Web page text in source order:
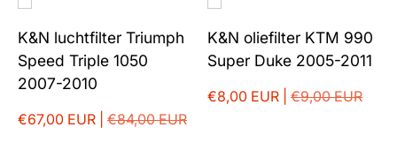
K&N luchtfilter Triumph
Speed Triple 1050
2007-2010
€67,00 EUR | €84,00 EUR
K&N oliefilter KTM 990
Super Duke 2005-2011
€8,00 EUR | €9,00 EUR